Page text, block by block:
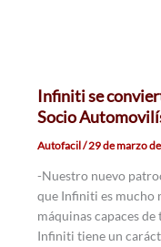
Infiniti se
Socio
Autofacil/29 de marzo
-Nuestro nuevo
que Infiniti es mucho
máquinas capaces
Infiniti tiene un